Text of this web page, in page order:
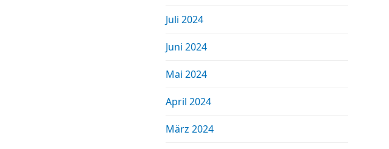
Juli 2024
Juni 2024
Mai 2024
April 2024
März 2024